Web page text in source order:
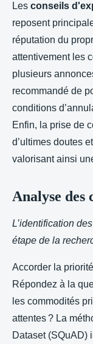
Les conseils
reposent
réputation du
attentivement les
plusieurs
recommandé de
conditions
Enfin, la prise de
d’ultimes doutes
valorisant ainsi
Analyse des
L’identification
étape de la
Accorder la
Répondez à la
les commodités
attentes ? La
Dataset (SQuAD)